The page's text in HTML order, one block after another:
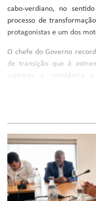
cabo-verdiano, no
processo de
protagonistas e um dos
O chefe do Governo
de transição que é
rupturas e resistência
investimentos no
podermos dar respostas
transformação".